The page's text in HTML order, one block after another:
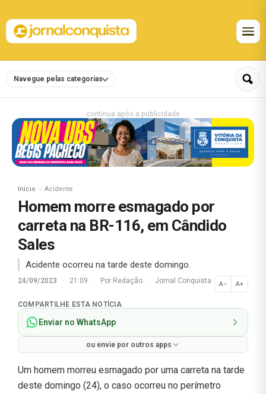
Navegue pelas categorias
continua após a publicidade
Início Acidente
Homem morre esmagado por
carreta na BR-116, em Cândido
Sales
Acidente ocorreu na tarde deste domingo.
24/09/2023 · 21:09 · Por Redação · Jornal Conquista A− A+
Normal
COMPARTILHE ESTA NOTÍCIA
Enviar no WhatsApp
ou envie por outros apps
Um homem morreu esmagado por uma carreta na tarde
deste domingo (24), o caso ocorreu no perímetro